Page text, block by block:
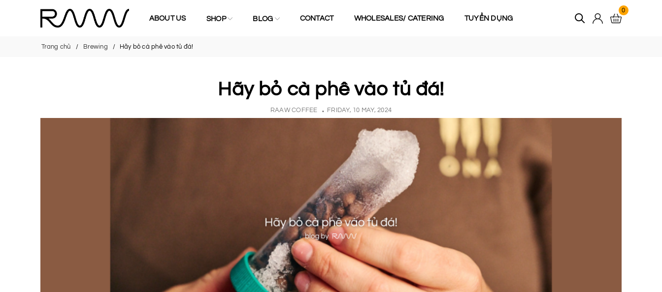
ABOUT US SHOP BLOG CONTACT WHOLESALES/ CATERING TUYỂN DỤNG
0
Trang chủ Brewing Hãy bỏ cà phê vào tủ đá!
Hãy bỏ cà phê vào tủ đá!
RAAW COFFEE FRIDAY, 10 MAY, 2024